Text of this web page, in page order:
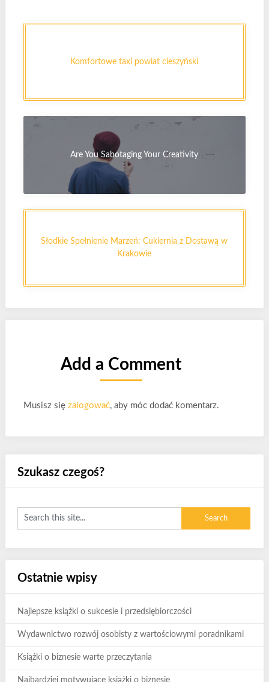
Komfortowe taxi powiat cieszyński
Are You Sabotaging Your Creativity
Słodkie Spełnienie Marzeń: Cukiernia z Dostawą w
Krakowie
Add a Comment
Musisz się zalogować, aby móc dodać komentarz.
Szukasz czegoś?
Ostatnie wpisy
Najlepsze książki o sukcesie i przedsiębiorczości
Wydawnictwo rozwój osobisty z wartościowymi poradnikami
Książki o biznesie warte przeczytania